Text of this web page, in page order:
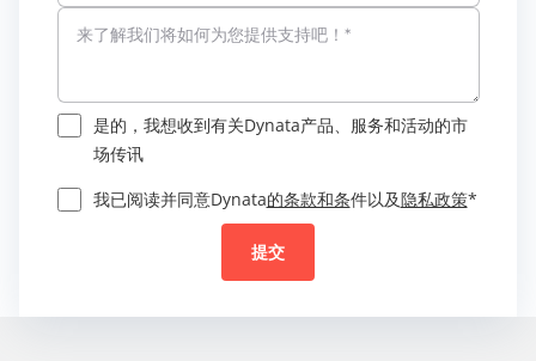
是的，我想收到有关Dynata产品、服务和活动的市
场传讯
我已阅读并同意Dynata的条款和条件以及隐私政策*